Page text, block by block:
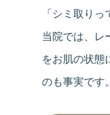
「シミ取り
当院では、レ
をお肌の状態
のも事実です。